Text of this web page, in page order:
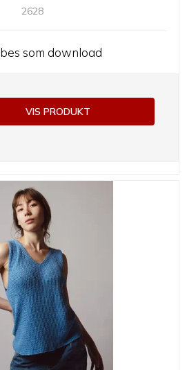
2628
som download
VIS PRODUKT